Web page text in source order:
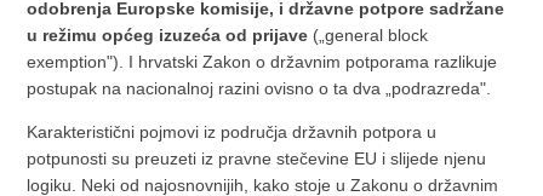
odobrenja Europske komisije, i državne potpore sadržane
u režimu općeg izuzeća od prijave („general block
exemption"). I hrvatski Zakon o državnim potporama razlikuje
postupak na nacionalnoj razini ovisno o ta dva „podrazreda".
Karakteristični pojmovi iz područja državnih potpora u
potpunosti su preuzeti iz pravne stečevine EU i slijede njenu
logiku. Neki od najosnovnijih, kako stoje u Zakonu o državnim